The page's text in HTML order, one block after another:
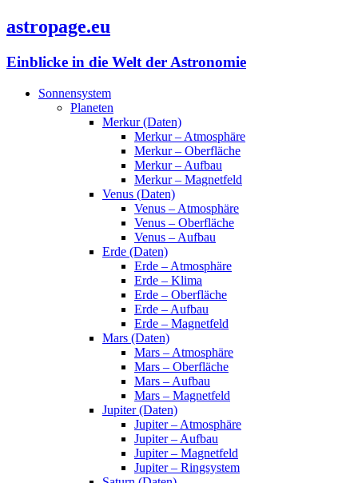
astropage.eu
Einblicke in die Welt der Astronomie
Sonnensystem
Planeten
Merkur (Daten)
Merkur – Atmosphäre
Merkur – Oberfläche
Merkur – Aufbau
Merkur – Magnetfeld
Venus (Daten)
Venus – Atmosphäre
Venus – Oberfläche
Venus – Aufbau
Erde (Daten)
Erde – Atmosphäre
Erde – Klima
Erde – Oberfläche
Erde – Aufbau
Erde – Magnetfeld
Mars (Daten)
Mars – Atmosphäre
Mars – Oberfläche
Mars – Aufbau
Mars – Magnetfeld
Jupiter (Daten)
Jupiter – Atmosphäre
Jupiter – Aufbau
Jupiter – Magnetfeld
Jupiter – Ringsystem